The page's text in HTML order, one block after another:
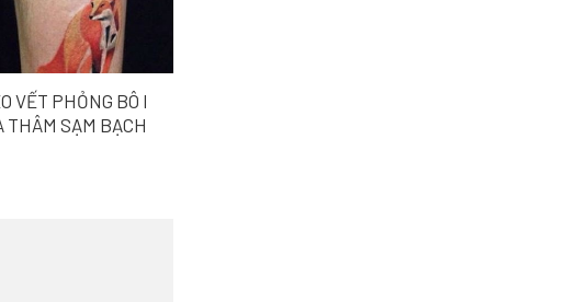
VẾT PHỎNG BÔ I
THÂM SẠM BẠCH